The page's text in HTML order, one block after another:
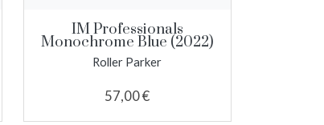
IM Professionals
Monochrome Blue (2022)
Roller Parker
57,00 €